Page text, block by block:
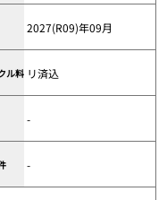
2027(R09)年09月
ル料 リ済込
-
-